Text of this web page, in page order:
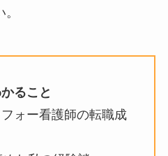
ること
ォー看護師の転職成